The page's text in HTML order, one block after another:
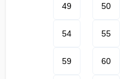
49 50
54 55
59 60